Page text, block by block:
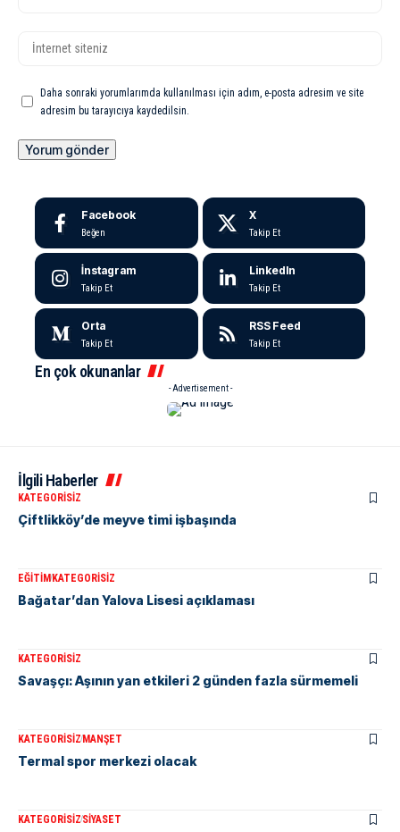
Daha sonraki yorumlarımda kullanılması için adım, e-posta adresim ve site
adresim bu tarayıcıya kaydedilsin.
Facebook
Beğen
X
Takip Et
İnstagram
Takip Et
LinkedIn
Takip Et
Orta
Takip Et
RSS Feed
Takip Et
En çok okunanlar
- Advertisement -
İlgili Haberler
KATEGORISIZ
Çiftlikköy’de meyve timi işbaşında
EĞITIMKATEGORISIZ
Bağatar’dan Yalova Lisesi açıklaması
KATEGORISIZ
Savaşçı: Aşının yan etkileri 2 günden fazla sürmemeli
KATEGORISIZMANŞET
Termal spor merkezi olacak
KATEGORISIZSIYASET